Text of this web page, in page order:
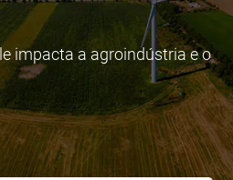
impacta a agroindústria e o